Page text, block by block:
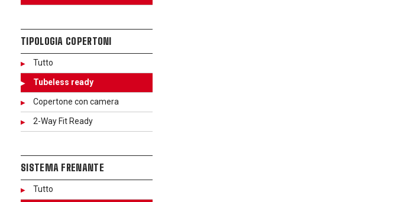
TIPOLOGIA COPERTONI
Tutto
Tubeless ready
Copertone con camera
2-Way Fit Ready
SISTEMA FRENANTE
Tutto